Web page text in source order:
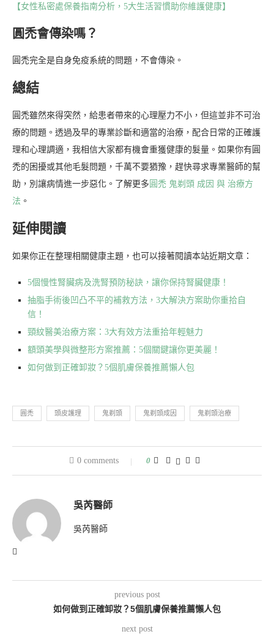
【女性私密處保養指南分析，5大生活習慣助你維護健康】
圓禿會傳染嗎？
圓禿完全是自身免疫系統的問題，不會傳染。
總結
圓禿雖然來得突然，給患者帶來的心理壓力不小，但這並非不可治
療的問題。透過及早的專業診斷和適當的治療，配合日常的正確護
理和心理調適，我相信大家都有機會重獲健康的髮量。如果你有圓
禿的困擾或其他毛髮問題，千萬不要猶豫，趕快尋求專業醫師的幫
助，別讓病情進一步惡化。了解更多 圓禿 鬼剃頭 成因 與 治療方
法 。
延伸閱讀
如果你正在整理相關健康主題，也可以接著閱讀本站近期文章：
5個慢性腎臟病及洗腎預防秘訣，讓你保持腎臟健康！
抽脂手術後凹凸不平的補救方法，3大解決方案助你重拾自
信！
頸紋醫美治療方案：3大有效方法重拾年輕魅力
額頭美學與微整形方案推薦：5個關鍵讓你更美麗！
如何做到正確卸妝？5個肌膚保養推薦懶人包
圓禿 頭皮護理 鬼剃頭 鬼剃頭成因 鬼剃頭治療
0 comments 0
吳芮醫師
吳芮醫師
previous post
如何做到正確卸妝？5個肌膚保養推薦懶人包
next post